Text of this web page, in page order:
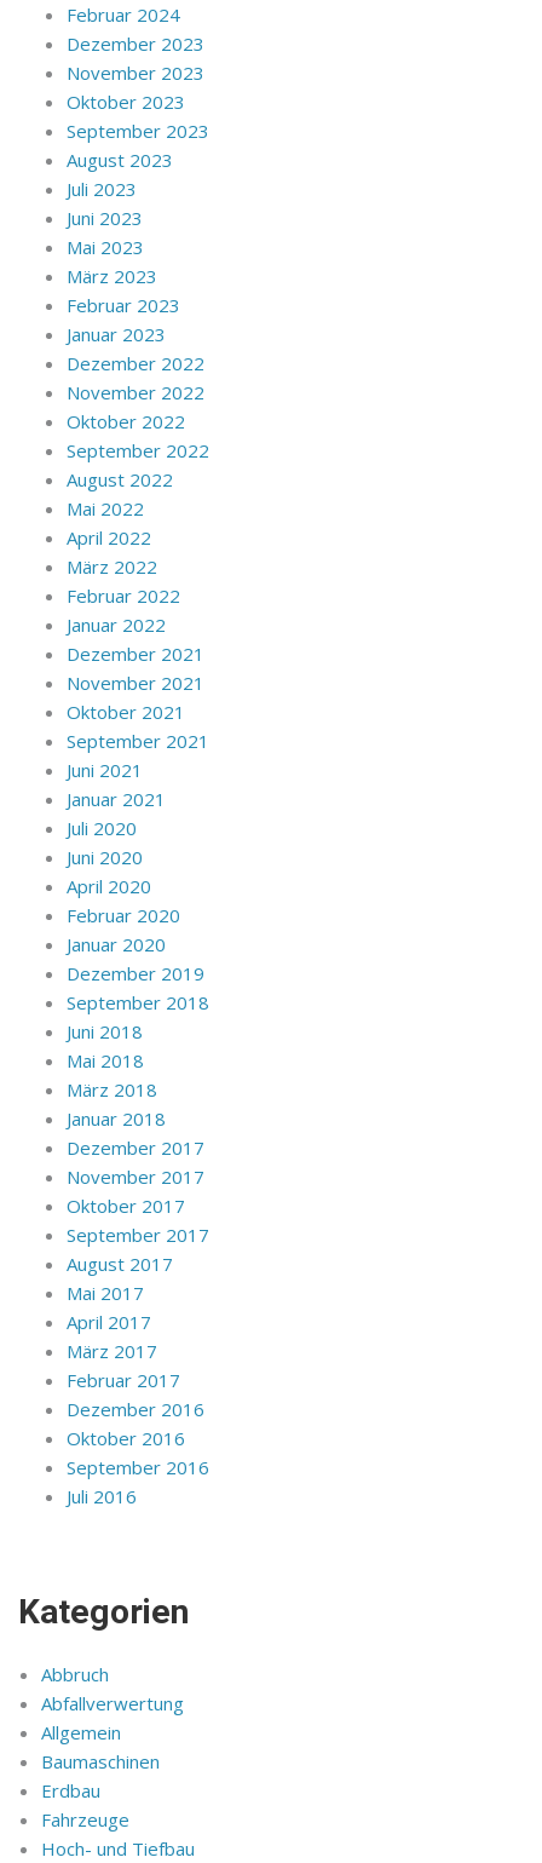
Februar 2024
Dezember 2023
November 2023
Oktober 2023
September 2023
August 2023
Juli 2023
Juni 2023
Mai 2023
März 2023
Februar 2023
Januar 2023
Dezember 2022
November 2022
Oktober 2022
September 2022
August 2022
Mai 2022
April 2022
März 2022
Februar 2022
Januar 2022
Dezember 2021
November 2021
Oktober 2021
September 2021
Juni 2021
Januar 2021
Juli 2020
Juni 2020
April 2020
Februar 2020
Januar 2020
Dezember 2019
September 2018
Juni 2018
Mai 2018
März 2018
Januar 2018
Dezember 2017
November 2017
Oktober 2017
September 2017
August 2017
Mai 2017
April 2017
März 2017
Februar 2017
Dezember 2016
Oktober 2016
September 2016
Juli 2016
Kategorien
Abbruch
Abfallverwertung
Allgemein
Baumaschinen
Erdbau
Fahrzeuge
Hoch- und Tiefbau